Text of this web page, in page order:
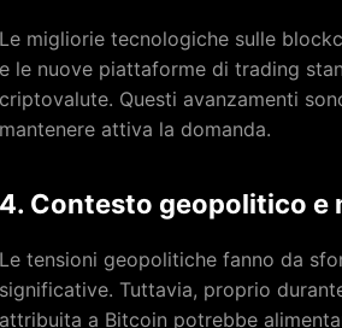
Le migliorie tecnologiche sulle
e le nuove piattaforme di trading
criptovalute. Questi avanzamenti
mantenere attiva la domanda.
4. Contesto geopolitico e
Le tensioni geopolitiche fanno da
significative. Tuttavia, proprio
attribuita a Bitcoin potrebbe